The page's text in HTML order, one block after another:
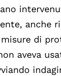
anche
misure di
aveva